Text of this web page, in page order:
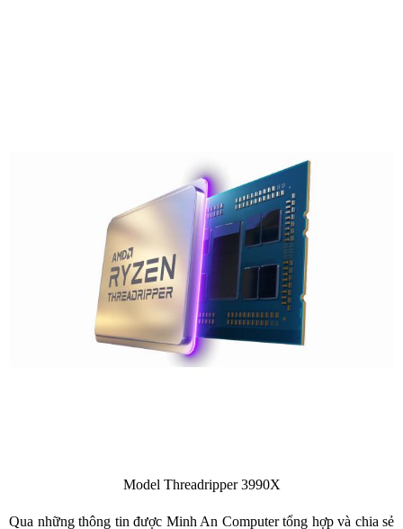
Model Threadripper 3990X
Qua những thông tin được Minh An Computer tổng hợp và chia sẻ